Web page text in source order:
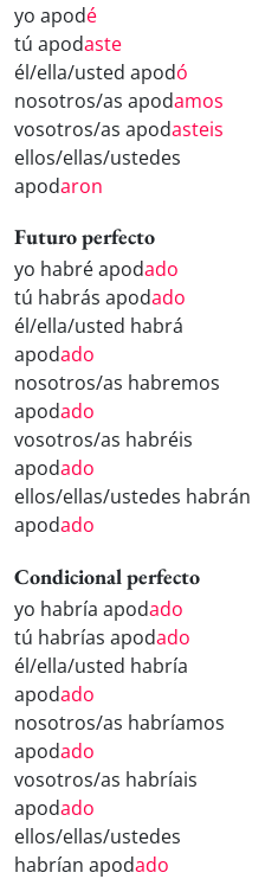
yo apodé
tú apodaste
él/ella/usted apodó
nosotros/as apodamos
vosotros/as apodasteis
ellos/ellas/ustedes
apodaron
Futuro perfecto
yo habré apodado
tú habrás apodado
él/ella/usted habrá
apodado
nosotros/as habremos
apodado
vosotros/as habréis
apodado
ellos/ellas/ustedes habrán
apodado
Condicional perfecto
yo habría apodado
tú habrías apodado
él/ella/usted habría
apodado
nosotros/as habríamos
apodado
vosotros/as habríais
apodado
ellos/ellas/ustedes
habrían apodado